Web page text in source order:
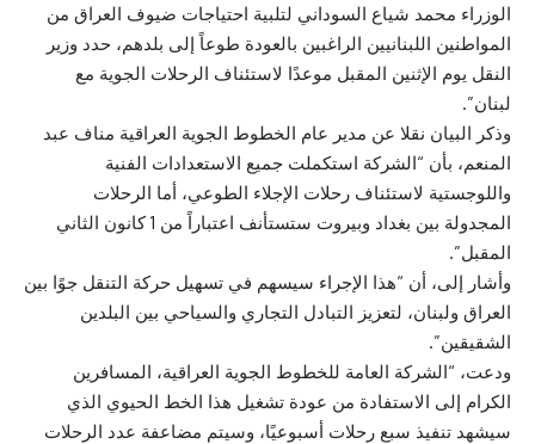
الوزراء محمد شياع السوداني لتلبية احتياجات ضيوف العراق من
المواطنين اللبنانيين الراغبين بالعودة طوعاً إلى بلدهم، حدد وزير
النقل يوم الإثنين المقبل موعدًا لاستئناف الرحلات الجوية مع
لبنان”.
وذكر البيان نقلا عن مدير عام الخطوط الجوية العراقية مناف عبد
المنعم، بأن “الشركة استكملت جميع الاستعدادات الفنية
واللوجستية لاستئناف رحلات الإجلاء الطوعي، أما الرحلات
المجدولة بين بغداد وبيروت ستستأنف اعتباراً من 1 كانون الثاني
المقبل”.
وأشار إلى، أن “هذا الإجراء سيسهم في تسهيل حركة التنقل جوًا بين
العراق ولبنان، لتعزيز التبادل التجاري والسياحي بين البلدين
الشقيقين”.
ودعت، “الشركة العامة للخطوط الجوية العراقية، المسافرين
الكرام إلى الاستفادة من عودة تشغيل هذا الخط الحيوي الذي
سيشهد تنفيذ سبع رحلات أسبوعيًا، وسيتم مضاعفة عدد الرحلات